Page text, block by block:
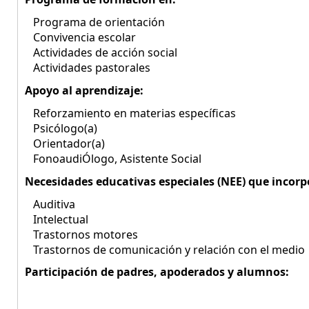
Programa de orientación
Convivencia escolar
Actividades de acción social
Actividades pastorales
Apoyo al aprendizaje:
Reforzamiento en materias específicas
Psicólogo(a)
Orientador(a)
FonoaudiÓlogo, Asistente Social
Necesidades educativas especiales (NEE) que
Auditiva
Intelectual
Trastornos motores
Trastornos de comunicación y relación con el medio
Participación de padres, apoderados y alumnos: